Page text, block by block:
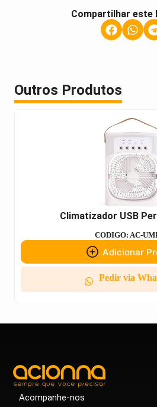
Compartilhar este
Outros Produtos
Climatizador USB
CODIGO: AC-
Adicionar
Pedir via
Acompanhe-nos